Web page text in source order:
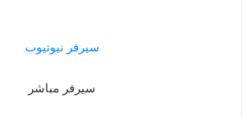
سيرفر نيوتيوب
سيرفر مباشر